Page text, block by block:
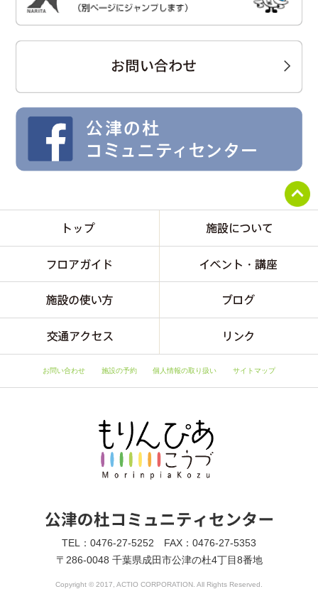
お問い合わせ 施設の予約 個人情報の取り扱い サイトマップ
TEL：0476-27-5252 FAX：0476-27-5353
〒286-0048 千葉県成田市公津の杜4丁目8番地
Copyright © 2017, ACTIO CORPORATION. All Rights Reserved.